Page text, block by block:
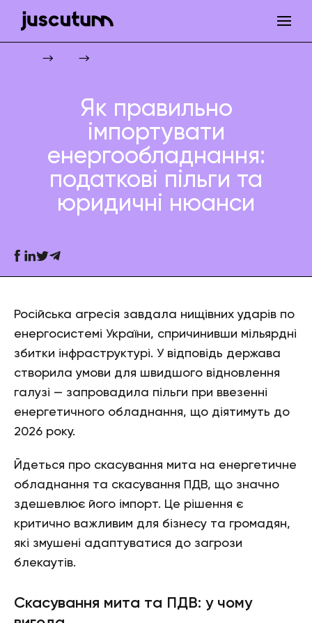
Як правильно
імпортувати
енергообладнання:
податкові пільги та
юридичні нюанси
Російська агресія завдала нищівних ударів по
енергосистемі України, спричинивши мільярдні
збитки інфраструктурі. У відповідь держава
створила умови для швидшого відновлення
галузі — запровадила пільги при ввезенні
енергетичного обладнання, що діятимуть до
2026 року.
Йдеться про скасування мита на енергетичне
обладнання та скасування ПДВ, що значно
здешевлює його імпорт. Це рішення є
критично важливим для бізнесу та громадян,
які змушені адаптуватися до загрози
блекаутів.
Скасування мита та ПДВ: у чому